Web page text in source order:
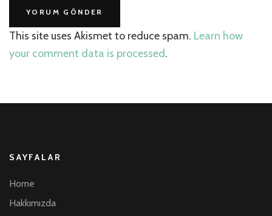
This site uses Akismet to reduce spam. Learn how
your comment data is processed.
SAYFALAR
Home
Hakkımızda